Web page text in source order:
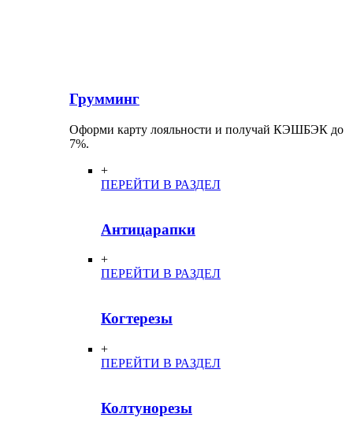
Грумминг
Оформи карту лояльности и получай КЭШБЭК до
7%.
+
ПЕРЕЙТИ В РАЗДЕЛ
Антицарапки
+
ПЕРЕЙТИ В РАЗДЕЛ
Когтерезы
+
ПЕРЕЙТИ В РАЗДЕЛ
Колтунорезы